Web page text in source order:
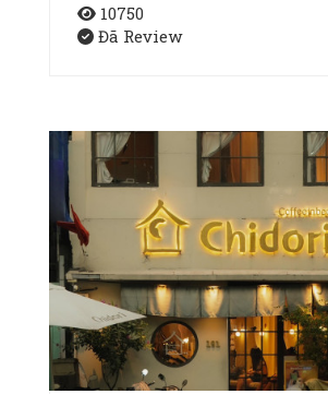
10750
Đã Review